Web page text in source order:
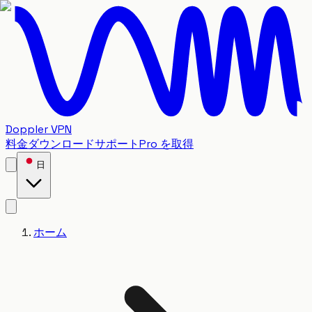
Doppler VPN
料金ダウンロードサポートPro を取得
日
ホーム